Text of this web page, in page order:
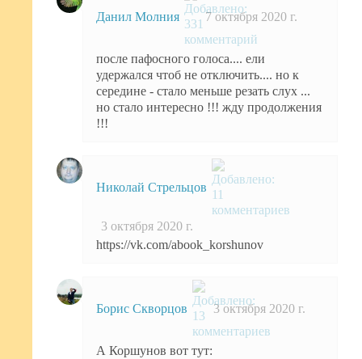
Данил Молния 7 октября 2020 г.
после пафосного голоса.... ели
удержался чтоб не отключить.... но к
середине - стало меньше резать слух ...
но стало интересно !!! жду продолжения
!!!
Николай Стрельцов
3 октября 2020 г.
https://vk.com/abook_korshunov
Борис Скворцов 3 октября 2020 г.
А Коршунов вот тут: